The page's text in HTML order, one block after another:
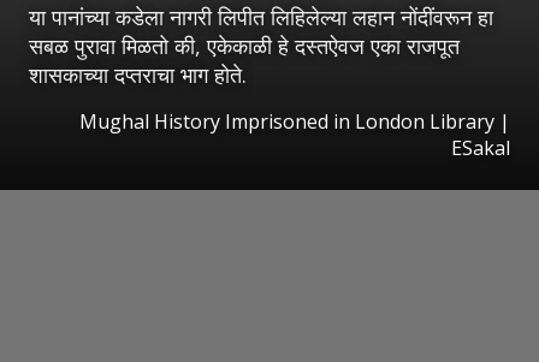
या पानांच्या कडेला नागरी लिपीत लिहिलेल्या लहान नोंदींवरून हा
सबळ पुरावा मिळतो की, एकेकाळी हे दस्तऐवज एका राजपूत
शासकाच्या दप्तराचा भाग होते.
Mughal History Imprisoned in London Library |
ESakal